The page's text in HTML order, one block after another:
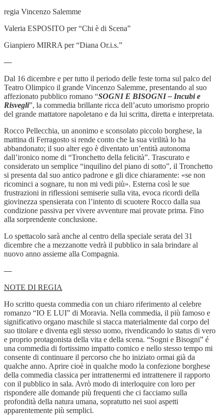
regia Vincenzo Salemme
Valeria ESPOSITO per “Chi è di Scena”
Gianpiero MIRRA per “Diana Or.i.s.”
—
Dal 16 dicembre e per tutto il periodo delle feste torna sul palco del
Teatro Olimpico il grande Vincenzo Salemme, presentando al suo
affezionato pubblico romano “SOGNI E BISOGNI – Incubi e
Risvegli”, la commedia brillante ricca dell’acuto umorismo proprio
del grande mattatore napoletano e da lui scritta, diretta e interpretata.
Rocco Pellecchia, un anonimo e sconsolato piccolo borghese, la
mattina di Ferragosto si rende conto che la sua virilità lo ha
abbandonato; il suo alter ego è diventato un’entità autonoma
dall’ironico nome di “Tronchetto della felicità”. Trascurato e
considerato un semplice “inquilino del piano di sotto”, il Tronchetto
si presenta dal suo antico padrone e gli dice chiaramente: «se non
ricominci a sognare, tu non mi vedi più». Esterna così le sue
frustrazioni in riflessioni semiserie sulla vita, evoca ricordi della
giovinezza spensierata con l’intento di scuotere Rocco dalla sua
condizione passiva per vivere avventure mai provate prima. Fino
alla sorprendente conclusione.
Lo spettacolo sarà anche al centro della speciale serata del 31
dicembre che a mezzanotte vedrà il pubblico in sala brindare al
nuovo anno assieme alla Compagnia.
—
NOTE DI REGIA
Ho scritto questa commedia con un chiaro riferimento al celebre
romanzo “IO E LUI” di Moravia. Nella commedia, il più famoso e
significativo organo maschile si stacca materialmente dal corpo del
suo titolare e diventa egli stesso uomo, rivendicando lo status di vero
e proprio protagonista della vita e della scena. “Sogni e Bisogni” é
una commedia di fortissimo impatto comico e nello stesso tempo mi
consente di continuare il percorso che ho iniziato ormai già da
qualche anno. Aprire cioè in qualche modo la confezione borghese
della commedia classica per intrattenermi ed intrattenere il rapporto
con il pubblico in sala. Avrò modo di interloquire con loro per
rispondere alle domande più frequenti che ci facciamo sulla
profondità della natura umana, sopratutto nei suoi aspetti
apparentemente più semplici.